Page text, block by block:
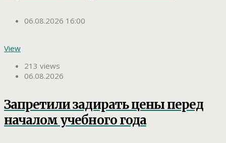
06.08.2026 16:00
View
213 views
06.08.2026
Запретили задирать цены перед
началом учебного года